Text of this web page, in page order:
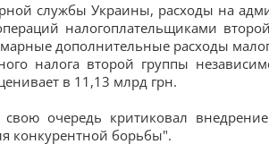
службы Украины, расходы на
налогоплательщиками
дополнительные расходы
налога второй группы
в 11,13 млрд грн.
очередь критиковал
конкурентной борьбы".